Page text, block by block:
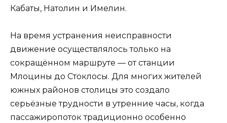
Кабаты, Натолин и Имелин.
На время устранения неисправности
движение осуществлялось только на
сокращённом маршруте — от станции
Млоцины до Стоклосы. Для многих жителей
южных районов столицы это создало
серьёзные трудности в утренние часы, когда
пассажиропоток традиционно особенно